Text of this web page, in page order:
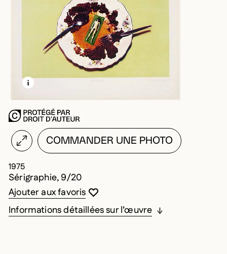
EN SAVOIR PLUS SUR CETTE IMAGE
OUVRIR LA MODALE
COMMANDER UNE PHOTO
1975
Sérigraphie, 9/20
Vous devez être connecté pour ajouter
Fermer la modale
Ouvrir la modale
Ajouter aux favoris
Informations détaillées sur l’œuvre